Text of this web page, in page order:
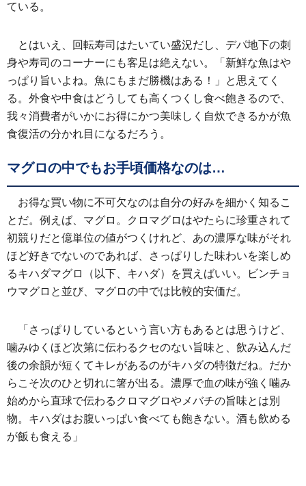
ている。
とはいえ、回転寿司はたいてい盛況だし、デパ地下の刺
身や寿司のコーナーにも客足は絶えない。「新鮮な魚はや
っぱり旨いよね。魚にもまだ勝機はある！」と思えてく
る。外食や中食はどうしても高くつくし食べ飽きるので、
我々消費者がいかにお得にかつ美味しく自炊できるかが魚
食復活の分かれ目になるだろう。
マグロの中でもお手頃価格なのは…
お得な買い物に不可欠なのは自分の好みを細かく知るこ
とだ。例えば、マグロ。クロマグロはやたらに珍重されて
初競りだと億単位の値がつくけれど、あの濃厚な味がそれ
ほど好きでないのであれば、さっぱりした味わいを楽しめ
るキハダマグロ（以下、キハダ）を買えばいい。ビンチョ
ウマグロと並び、マグロの中では比較的安価だ。
「さっぱりしているという言い方もあるとは思うけど、
噛みゆくほど次第に伝わるクセのない旨味と、飲み込んだ
後の余韻が短くてキレがあるのがキハダの特徴だね。だか
らこそ次のひと切れに箸が出る。濃厚で血の味が強く噛み
始めから直球で伝わるクロマグロやメバチの旨味とは別
物。キハダはお腹いっぱい食べても飽きない。酒も飲める
が飯も食える」